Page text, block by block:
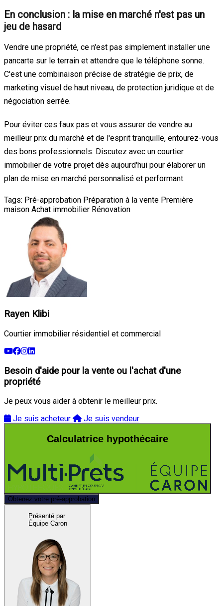
En conclusion : la mise en marché n'est pas un
jeu de hasard
Vendre une propriété, ce n'est pas simplement installer une
pancarte sur le terrain et attendre que le téléphone sonne.
C'est une combinaison précise de stratégie de prix, de
marketing visuel de haut niveau, de protection juridique et de
négociation serrée.
Pour éviter ces faux pas et vous assurer de vendre au
meilleur prix du marché et de l'esprit tranquille, entourez-vous
des bons professionnels. Discutez avec un courtier
immobilier de votre projet dès aujourd'hui pour élaborer un
plan de mise en marché personnalisé et performant.
Tags: Pré-approbation Préparation à la vente Première
maison Achat immobilier Rénovation
Rayen Klibi
Courtier immobilier résidentiel et commercial
Besoin d'aide pour la vente ou l'achat d'une
propriété
Je peux vous aider à obtenir le meilleur prix.
Je suis acheteur
Je suis vendeur
Calculatrice hypothécaire
Obtenez votre pré-approbation
Présenté par
Équipe Caron